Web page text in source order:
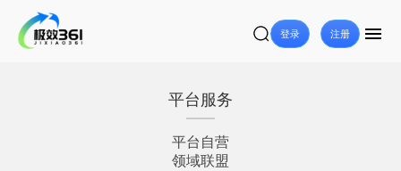
登录 注册
平台服务
平台自营
领域联盟